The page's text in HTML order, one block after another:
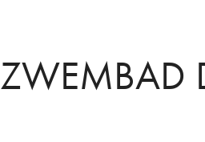
ZWEMBAD